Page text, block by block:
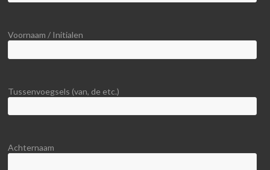
Voornaam / Initialen
Tussenvoegsels (van, de etc.)
Achternaam